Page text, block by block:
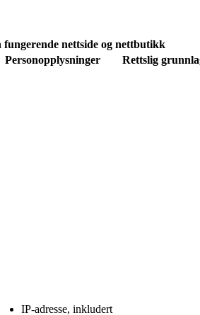
fungerende nettside og nettbutikk
Personopplysninger Rettslig
IP-adresse, inkludert